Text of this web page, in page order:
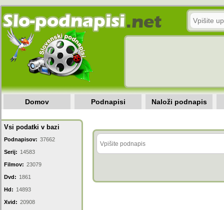
Domov Podnapisi Naloži podnapis
Vsi podatki v bazi
Podnapisov: 37662
Serij: 14583
Filmov: 23079
Dvd: 1861
Hd: 14893
Xvid: 20908